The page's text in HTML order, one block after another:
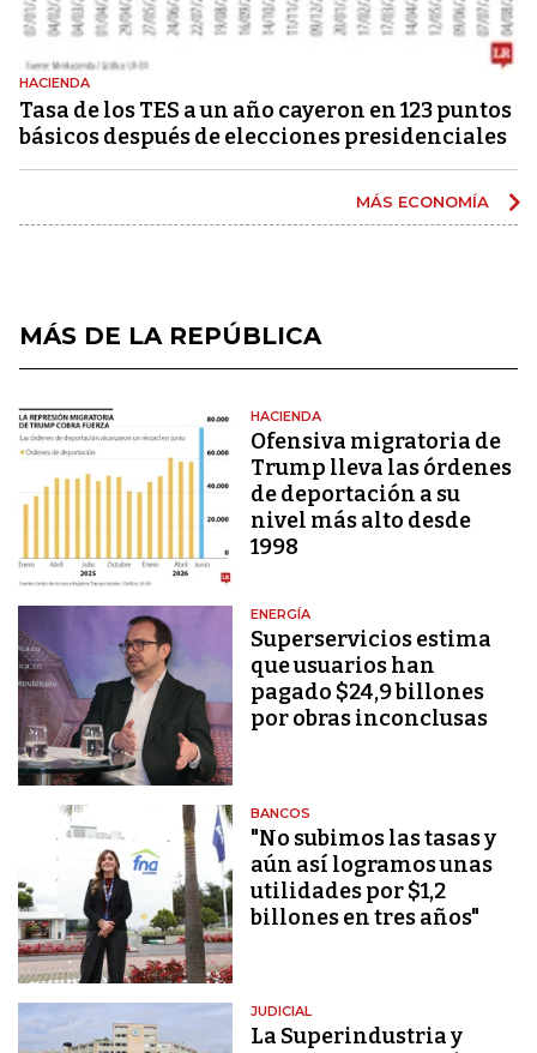
HACIENDA
Tasa de los TES a un año cayeron en 123 puntos
básicos después de elecciones presidenciales
MÁS ECONOMÍA
MÁS DE LA REPÚBLICA
HACIENDA
Ofensiva migratoria de
Trump lleva las órdenes
de deportación a su
nivel más alto desde
1998
ENERGÍA
Superservicios estima
que usuarios han
pagado $24,9 billones
por obras inconclusas
BANCOS
"No subimos las tasas y
aún así logramos unas
utilidades por $1,2
billones en tres años"
JUDICIAL
La Superindustria y